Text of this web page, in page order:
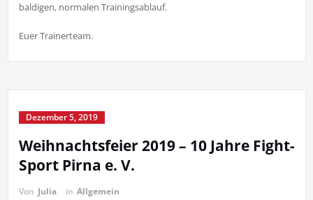
baldigen, normalen Trainingsablauf.
Euer Trainerteam.
Dezember 5, 2019
Weihnachtsfeier 2019 – 10 Jahre Fight-
Sport Pirna e. V.
Von Julia in Allgemein